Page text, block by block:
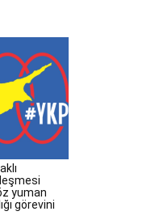
yuman
görevini